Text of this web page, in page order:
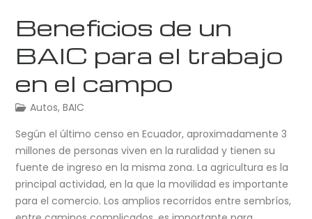
Beneficios de un
BAIC para el trabajo
en el campo
Autos,BAIC
Según el último censo en Ecuador, aproximadamente 3
millones de personas viven en la ruralidad y tienen su
fuente de ingreso en la misma zona. La agricultura es la
principal actividad, en la que la movilidad es importante
para el comercio. Los amplios recorridos entre sembríos,